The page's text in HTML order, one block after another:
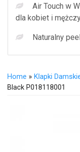
Air Touch w
dla kobiet i
Naturalny
Home » Klapki
Black P018118001